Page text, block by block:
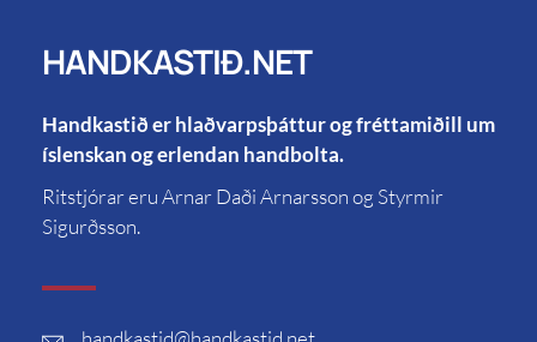
HANDKASTIÐ.NET
Handkastið er hlaðvarpsþáttur og fréttamiðill um
íslenskan og erlendan handbolta.
Ritstjórar eru Arnar Daði Arnarsson og Styrmir
Sigurðsson.